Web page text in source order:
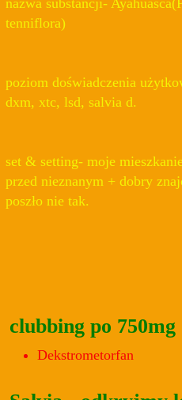
nazwa substancji-
tenniflora)
poziom doświadczenia
dxm, xtc, lsd, salvia d.
set & setting- moje
przed nieznanym + dobry
poszło nie tak.
clubbing po 750mg
Dekstrometorfan